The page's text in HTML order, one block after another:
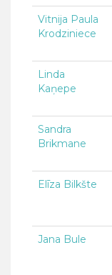
Vitnija Paula
Krodziniece
Linda
Kaņepe
Sandra
Brikmane
Elīza Bilkšte
Jana Bule